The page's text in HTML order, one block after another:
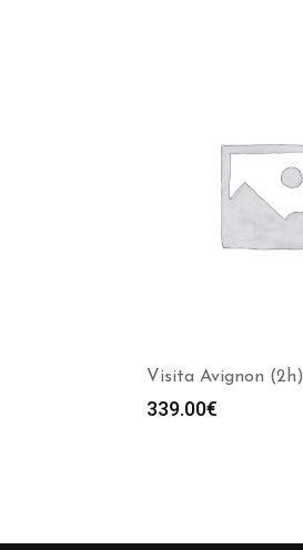
Visita Avignon (2h)
339.00€